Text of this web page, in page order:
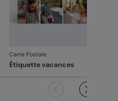
Carte Postale
Étiquette vacances